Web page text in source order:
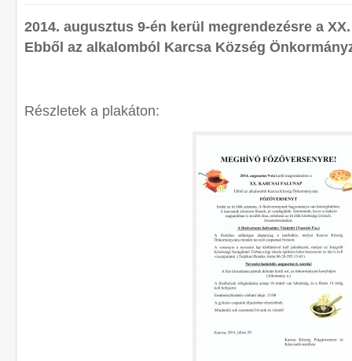
2014. augusztus 9-én kerül megrendezésre a
Ebből az alkalomból Karcsa Község
Részletek a plakáton: